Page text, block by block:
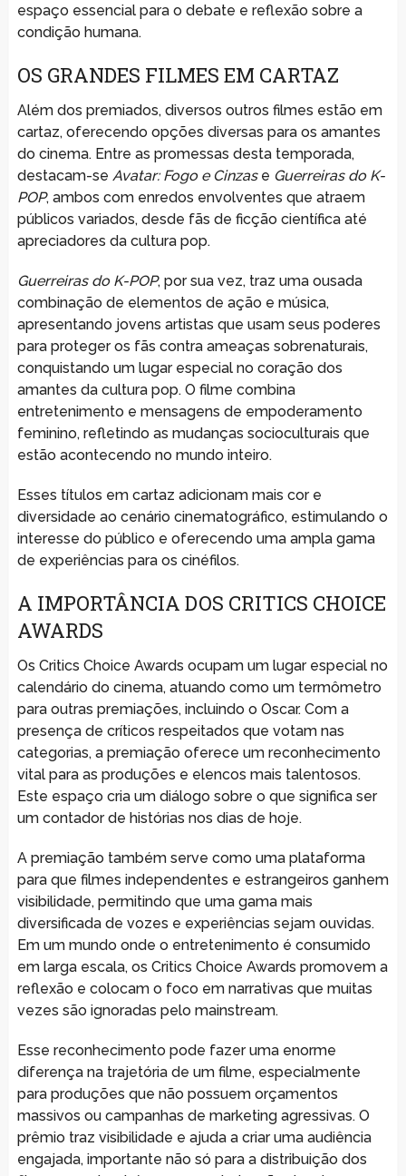
espaço essencial para o debate e reflexão sobre a
condição humana.
OS GRANDES FILMES EM CARTAZ
Além dos premiados, diversos outros filmes estão em
cartaz, oferecendo opções diversas para os amantes
do cinema. Entre as promessas desta temporada,
destacam-se Avatar: Fogo e Cinzase Guerreiras do K-
POP, ambos com enredos envolventes que atraem
públicos variados, desde fãs de ficção científica até
apreciadores da cultura pop.
Guerreiras do K-POP, por sua vez, traz uma ousada
combinação de elementos de ação e música,
apresentando jovens artistas que usam seus poderes
para proteger os fãs contra ameaças sobrenaturais,
conquistando um lugar especial no coração dos
amantes da cultura pop. O filme combina
entretenimento e mensagens de empoderamento
feminino, refletindo as mudanças socioculturais que
estão acontecendo no mundo inteiro.
Esses títulos em cartaz adicionam mais cor e
diversidade ao cenário cinematográfico, estimulando o
interesse do público e oferecendo uma ampla gama
de experiências para os cinéfilos.
A IMPORTÂNCIA DOS CRITICS CHOICE
AWARDS
Os Critics Choice Awards ocupam um lugar especial no
calendário do cinema, atuando como um termômetro
para outras premiações, incluindo o Oscar. Com a
presença de críticos respeitados que votam nas
categorias, a premiação oferece um reconhecimento
vital para as produções e elencos mais talentosos.
Este espaço cria um diálogo sobre o que significa ser
um contador de histórias nos dias de hoje.
A premiação também serve como uma plataforma
para que filmes independentes e estrangeiros ganhem
visibilidade, permitindo que uma gama mais
diversificada de vozes e experiências sejam ouvidas.
Em um mundo onde o entretenimento é consumido
em larga escala, os Critics Choice Awards promovem a
reflexão e colocam o foco em narrativas que muitas
vezes são ignoradas pelo mainstream.
Esse reconhecimento pode fazer uma enorme
diferença na trajetória de um filme, especialmente
para produções que não possuem orçamentos
massivos ou campanhas de marketing agressivas. O
prêmio traz visibilidade e ajuda a criar uma audiência
engajada, importante não só para a distribuição dos